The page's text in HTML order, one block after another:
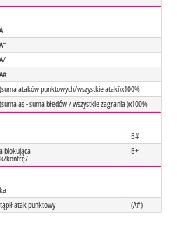
A
A=
A/
A#
(suma ataków punktowych/wszystkie ataki)x100%
(suma as - suma błedów / wszystkie zagrania )x100%
B#
blokująca
kontrę/
B+
atak punktowy (A#)